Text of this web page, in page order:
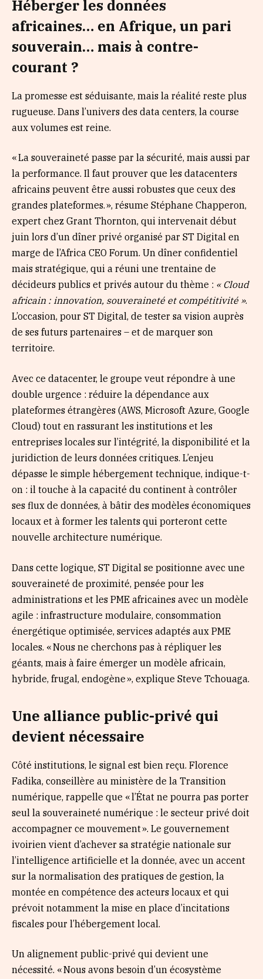
Héberger les données
africaines… en Afrique, un pari
souverain… mais à contre-
courant ?
La promesse est séduisante, mais la réalité reste plus
rugueuse. Dans l’univers des data centers, la course
aux volumes est reine.
« La souveraineté passe par la sécurité, mais aussi par
la performance. Il faut prouver que les datacenters
africains peuvent être aussi robustes que ceux des
grandes plateformes. », résume Stéphane Chapperon,
expert chez Grant Thornton, qui intervenait début
juin lors d’un dîner privé organisé par ST Digital en
marge de l’Africa CEO Forum. Un dîner confidentiel
mais stratégique, qui a réuni une trentaine de
décideurs publics et privés autour du thème : « Cloud
africain : innovation, souveraineté et compétitivité ».
L’occasion, pour ST Digital, de tester sa vision auprès
de ses futurs partenaires – et de marquer son
territoire.
Avec ce datacenter, le groupe veut répondre à une
double urgence : réduire la dépendance aux
plateformes étrangères (AWS, Microsoft Azure, Google
Cloud) tout en rassurant les institutions et les
entreprises locales sur l’intégrité, la disponibilité et la
juridiction de leurs données critiques. L’enjeu
dépasse le simple hébergement technique, indique-t-
on : il touche à la capacité du continent à contrôler
ses flux de données, à bâtir des modèles économiques
locaux et à former les talents qui porteront cette
nouvelle architecture numérique.
Dans cette logique, ST Digital se positionne avec une
souveraineté de proximité, pensée pour les
administrations et les PME africaines avec un modèle
agile : infrastructure modulaire, consommation
énergétique optimisée, services adaptés aux PME
locales. « Nous ne cherchons pas à répliquer les
géants, mais à faire émerger un modèle africain,
hybride, frugal, endogène », explique Steve Tchouaga.
Une alliance public-privé qui
devient nécessaire
Côté institutions, le signal est bien reçu. Florence
Fadika, conseillère au ministère de la Transition
numérique, rappelle que « l’État ne pourra pas porter
seul la souveraineté numérique : le secteur privé doit
accompagner ce mouvement ». Le gouvernement
ivoirien vient d’achever sa stratégie nationale sur
l’intelligence artificielle et la donnée, avec un accent
sur la normalisation des pratiques de gestion, la
montée en compétence des acteurs locaux et qui
prévoit notamment la mise en place d’incitations
fiscales pour l’hébergement local.
Un alignement public-privé qui devient une
nécessité. « Nous avons besoin d’un écosystème